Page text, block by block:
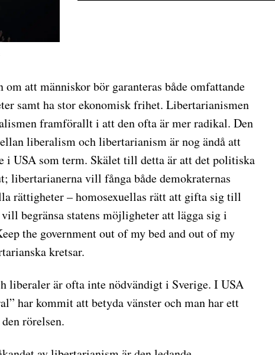
att människor bör garanteras både omfattande
samt ha stor ekonomisk frihet. Libertarianismen
framförallt i att den ofta är mer radikal. Den
liberalism och libertarianism är nog ändå att
i USA som term. Skälet till detta är att det politiska
libertarianerna vill fånga både demokraternas
rättigheter – homosexuellas rätt att gifta sig till
begränsa statens möjligheter att lägga sig i
the government out of my bed and out of my
kretsar.
liberaler är ofta inte nödvändigt i Sverige. I USA
har kommit att betyda vänster och man har ett
rörelsen.